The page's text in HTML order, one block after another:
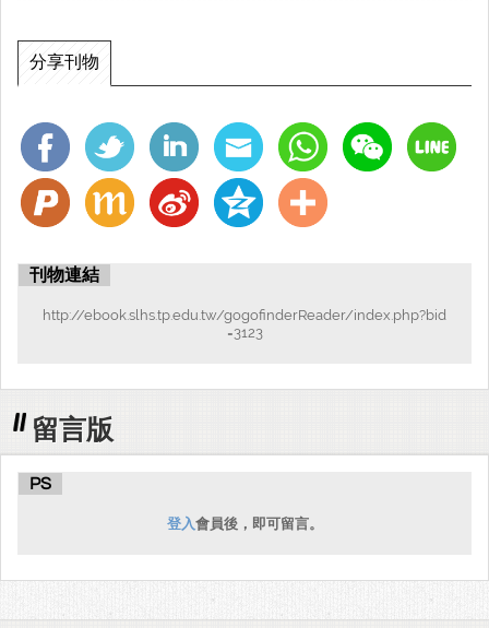
分享刊物
刊物連結
http://ebook.slhs.tp.edu.tw/gogofinderReader/index.php?bid
=3123
留言版
PS
登入會員後，即可留言。